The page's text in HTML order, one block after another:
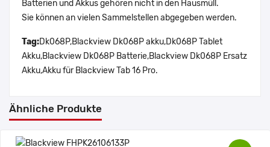
Batterien und Akkus gehören nicht in den Hausmüll.
Sie können an vielen Sammelstellen abgegeben werden.
Tag:Dk068P,Blackview Dk068P akku,Dk068P Tablet
Akku,Blackview Dk068P Batterie,Blackview Dk068P Ersatz
Akku,Akku für Blackview Tab 16 Pro.
Ähnliche Produkte